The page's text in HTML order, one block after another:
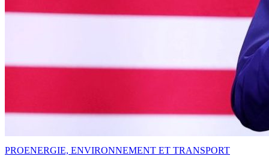
PROENERGIE, ENVIRONNEMENT ET TRANSPORT